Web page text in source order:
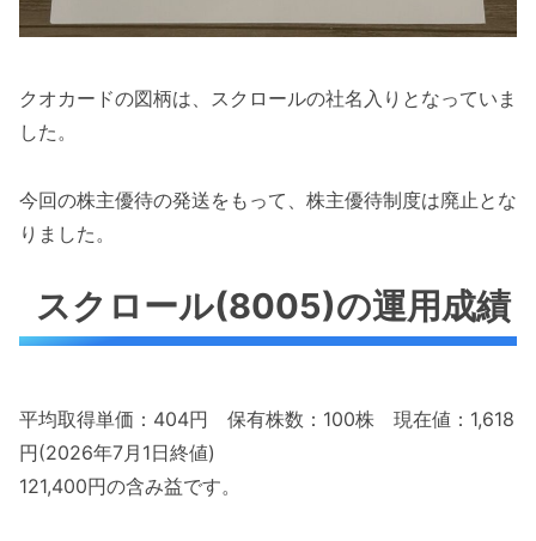
クオカードの図柄は、スクロールの社名入りとなっていま
した。
今回の株主優待の発送をもって、株主優待制度は廃止とな
りました。
スクロール(8005)の運用成績
平均取得単価：404円 保有株数：100株 現在値：1,618
円(2026年7月1日終値)
121,400円の含み益です。